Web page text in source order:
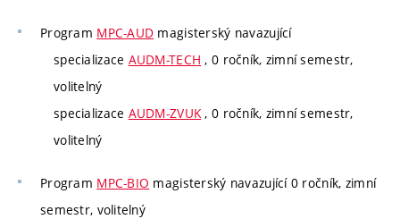
Program MPC-AUD magisterský navazující
specializace AUDM-TECH , 0 ročník, zimní semestr,
volitelný
specializace AUDM-ZVUK, 0 ročník, zimní semestr,
volitelný
Program MPC-BIO magisterský navazující 0 ročník, zimní
semestr, volitelný